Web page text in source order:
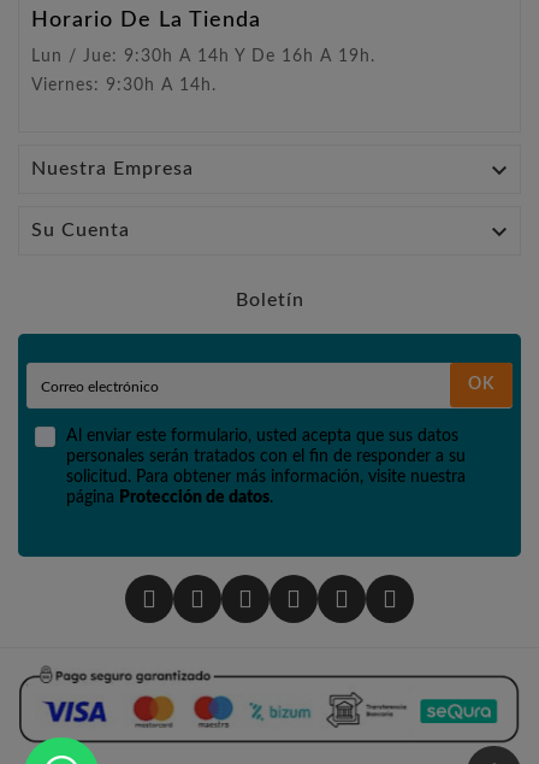
Horario De La Tienda
Lun / Jue: 9:30h A 14h Y De 16h A 19h.
Viernes: 9:30h A 14h.
Nuestra Empresa 
Su Cuenta 
Boletín
OK
Al enviar este formulario, usted acepta que sus datos
personales serán tratados con el fin de responder a su
solicitud. Para obtener más información, visite nuestra
página Protección de datos.